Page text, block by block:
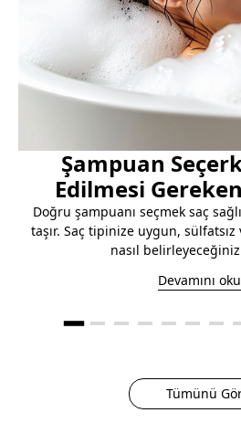
Şampuan
Edilmesi
Doğru şampuanı seçmek saç
taşır. Saç tipinize uygun,
nasıl
Devamını
Tümünü